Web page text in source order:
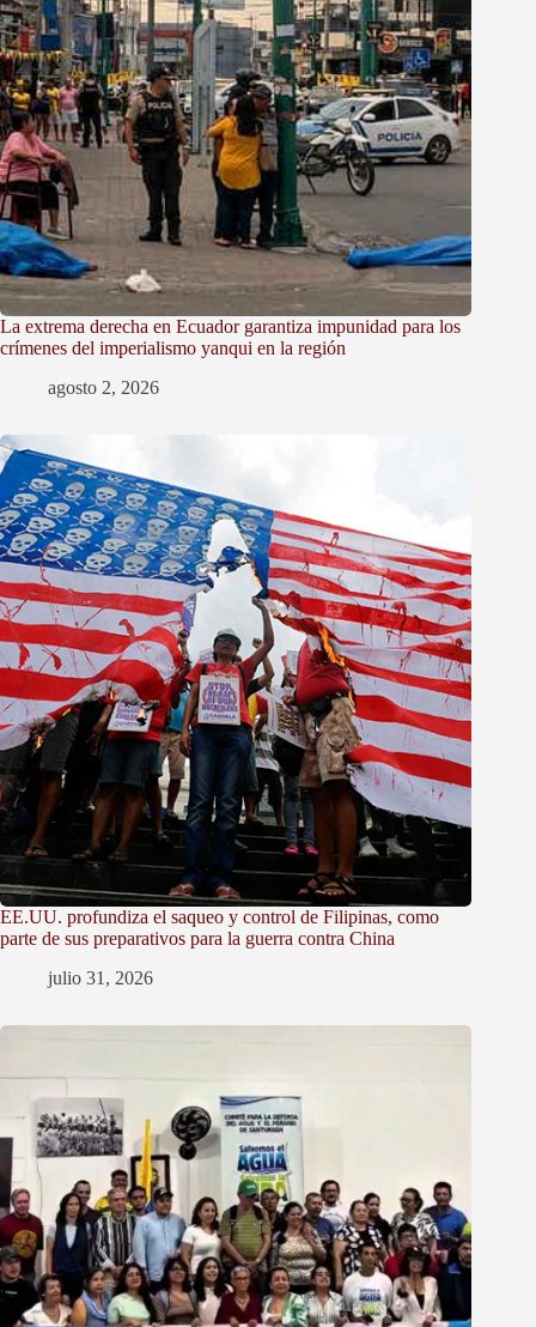
La extrema derecha en Ecuador garantiza impunidad para los
crímenes del imperialismo yanqui en la región
agosto 2, 2026
EE.UU. profundiza el saqueo y control de Filipinas, como
parte de sus preparativos para la guerra contra China
julio 31, 2026